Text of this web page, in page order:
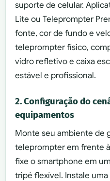
suporte de celular.
Lite ou Teleprompter
fonte, cor de fundo e
teleprompter físico,
vidro refletivo e caixa
estável e profissional.
2. Configuração do
equipamentos
Monte seu ambiente de
teleprompter em frente
fixe o smartphone em
tripé flexível. Instale uma